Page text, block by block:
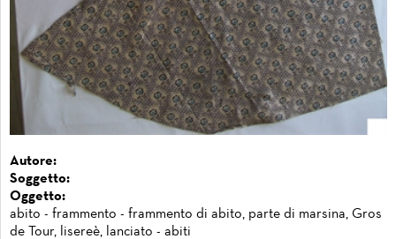
Autore:
Soggetto:
Oggetto:
abito - frammento - frammento di abito, parte di marsina, Gros
de Tour, lisereè, lanciato - abiti